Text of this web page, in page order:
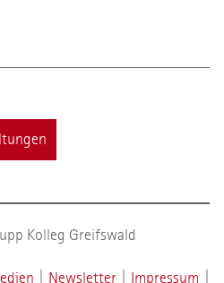
Kolleg Greifswald
Newsletter Impressum